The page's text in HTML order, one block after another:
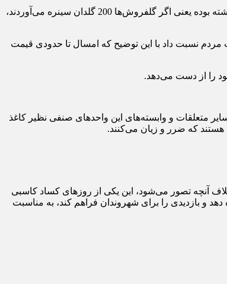
فروش گل در شب عید بسیار کمتر از سال‌های گذشته و بود و به گفته رئیس اتحادیه صنف فروشندگان، فروش گل، حداقل 50 درصد کمتر از سال گذشته بوده یعنی اگر گلفروش‌ها 200 گلدان سینره می‌آوردند،
نسبت داد با این توضیح که امسال تا حدودی قیمت
را از دست می‌دهد.
متعلقات و وابسته‌های این واحدهای صنفی نظیر کاغذ
هستند که ضرر و زیان می‌کنند.
آنچه تصور می‌شود، این یکی از روزهای کساد کاسبی
و بازدیدی را برای شهروندان فراهم کند، به مناسبت